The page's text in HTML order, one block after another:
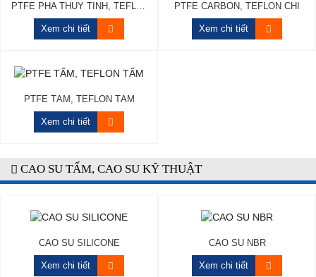
PTFE PHA THỦY TINH, TEFLON PHA THỦY TINH
Xem chi tiết
PTFE CARBON, TEFLON CHÌ
Xem chi tiết
PTFE TẤM, TEFLON TẤM
Xem chi tiết
CAO SU TẤM, CAO SU KỸ THUẬT
CAO SU SILICONE
Xem chi tiết
CAO SU NBR
Xem chi tiết